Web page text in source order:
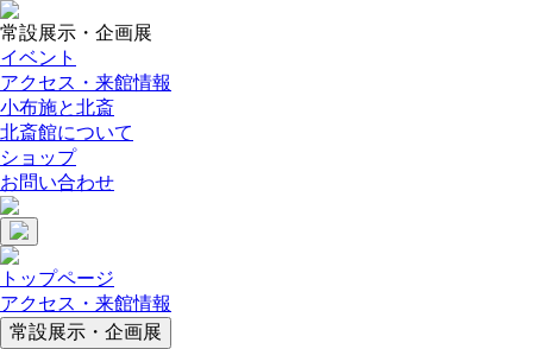
常設展示・企画展
イベント
アクセス・来館情報
小布施と北斎
北斎館について
ショップ
お問い合わせ
トップページ
アクセス・来館情報
常設展示・企画展